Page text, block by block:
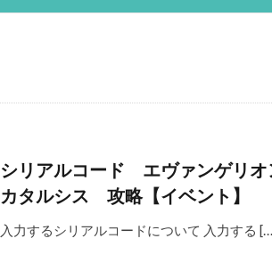
シリアルコード エヴァンゲリオ
カタルシス 攻略【イベント】
入力するシリアルコードについて 入力する